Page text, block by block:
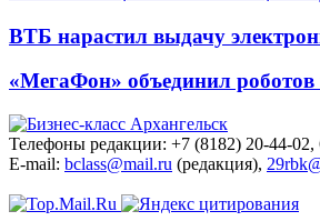
ВТБ нарастил выдачу
«МегаФон» объединил роботов
Телефоны редакции: +7 (8182) 20-44-02,
E-mail: bclass@mail.ru (редакция),